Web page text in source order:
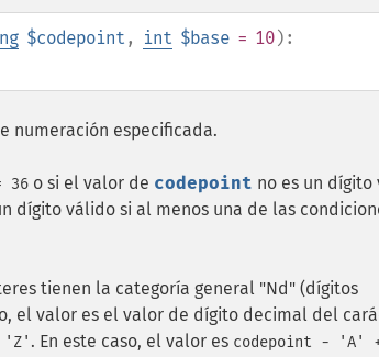
$codepoint , int $base = 10):
numeración especificada.
36 o si el valor de codepoint no es un dígito
dígito válido si al menos una de las
tienen la categoría general "Nd" (dígitos
el valor es el valor de dígito decimal del
'Z' . En este caso, el valor es codepoint - 'A'